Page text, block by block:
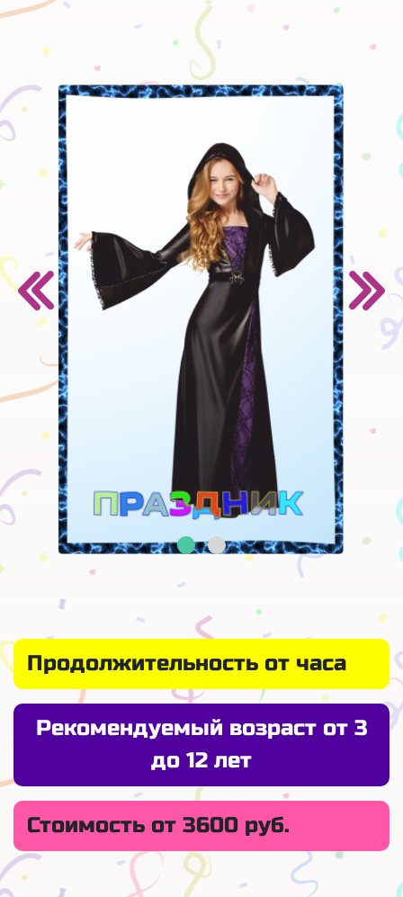
Продолжительность от часа
Рекомендуемый возраст от 3
до 12 лет
Стоимость от 3600 руб.